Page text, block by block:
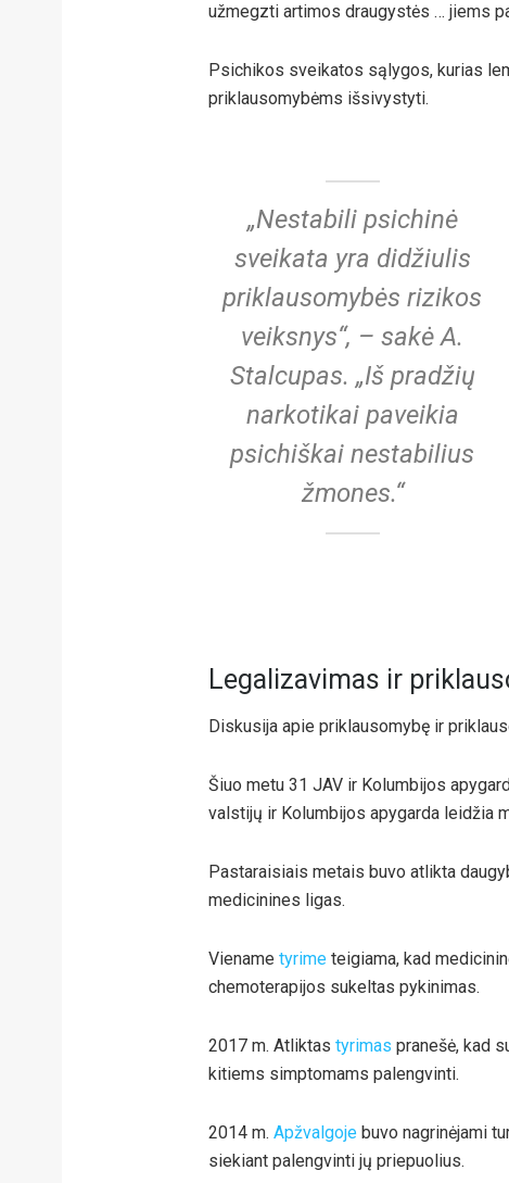
užmegzti artimos draugystės … jiems
Psichikos sveikatos sąlygos, kurias
priklausomybėms išsivystyti.
„Nestabili psichinė
sveikata yra didžiulis
priklausomybės rizikos
veiksnys“, – sakė A.
Stalcupas. „Iš pradžių
narkotikai paveikia
psichiškai nestabilius
žmones.“
Legalizavimas ir
Diskusija apie priklausomybę ir
Šiuo metu 31 JAV ir Kolumbijos
valstijų ir Kolumbijos apygarda leidžia
Pastaraisiais metais buvo atlikta
medicinines ligas.
Viename tyrime teigiama, kad
chemoterapijos sukeltas pykinimas.
2017 m. Atliktas tyrimas pranešė, kad
kitiems simptomams palengvinti.
2014 m. Apžvalgoje buvo nagrinėjami
siekiant palengvinti jų priepuolius.